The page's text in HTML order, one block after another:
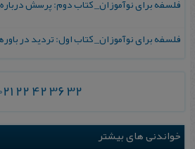
فلسفه برای نوآموزان_ کتاب دوم: پرسش
فلسفه برای نوآموزان_ کتاب اول: تردید در
021 22 42 36 32
خواندنی های بیشتر